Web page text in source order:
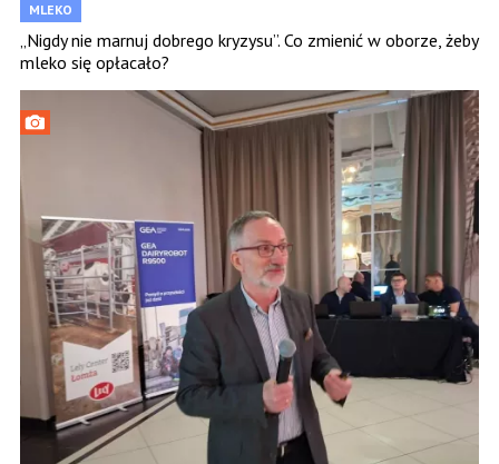
MLEKO
„Nigdy nie marnuj dobrego kryzysu”. Co zmienić w oborze, żeby
mleko się opłacało?